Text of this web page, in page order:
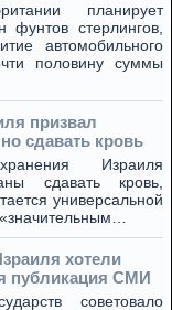
планирует
стерлингов,
автомобильного
половину суммы
призвал
сдавать кровь
Израиля
сдавать кровь,
универсальной
хотели
публикация СМИ
советовало